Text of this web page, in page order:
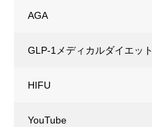
AGA
GLP-1メディカルダイエット
HIFU
YouTube